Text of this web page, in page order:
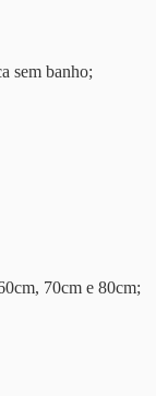
sem banho;
70cm e 80cm;